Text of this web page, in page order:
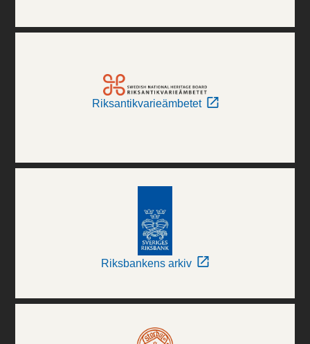
Riksantikvarieämbetet
Riksbankens arkiv